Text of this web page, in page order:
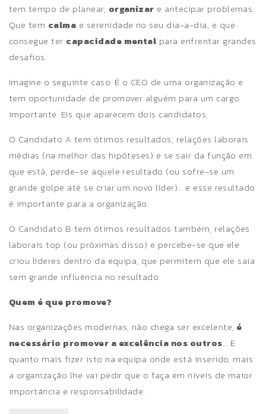
tem tempo de planear, organizar e antecipar problemas.
Que tem calma e serenidade no seu dia-a-dia, e que
consegue ter capacidade mental para enfrentar grandes
desafios.
Imagine o seguinte caso: É o CEO de uma organização e
tem oportunidade de promover alguém para um cargo
importante. Eis que aparecem dois candidatos.
O Candidato A tem ótimos resultados, relações laborais
médias (na melhor das hipóteses) e se sair da função em
que está, perde-se aquele resultado (ou sofre-se um
grande golpe até se criar um novo líder)… e esse resultado
é importante para a organização.
O Candidato B tem ótimos resultados também, relações
laborais top (ou próximas disso) e percebe-se que ele
criou líderes dentro da equipa, que permitem que ele saia
sem grande influência no resultado.
Quem é que promove?
Nas organizações modernas, não chega ser excelente, é
necessário promover a excelência nos outros… E
quanto mais fizer isto na equipa onde está inserido, mais
a organização lhe vai pedir que o faça em níveis de maior
importância e responsabilidade.